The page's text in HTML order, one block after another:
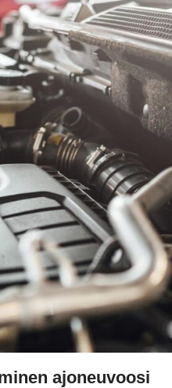
ajoneuvoosi